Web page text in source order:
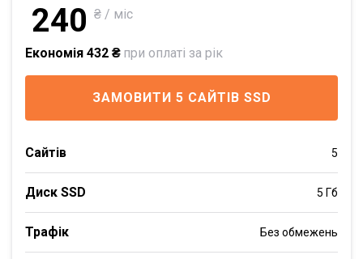
240 ₴ / міс
Економія 432 ₴ при оплаті за рік
ЗАМОВИТИ 5 САЙТІВ SSD
Сайтів 5
Диск SSD 5 Гб
Трафік Без обмежень